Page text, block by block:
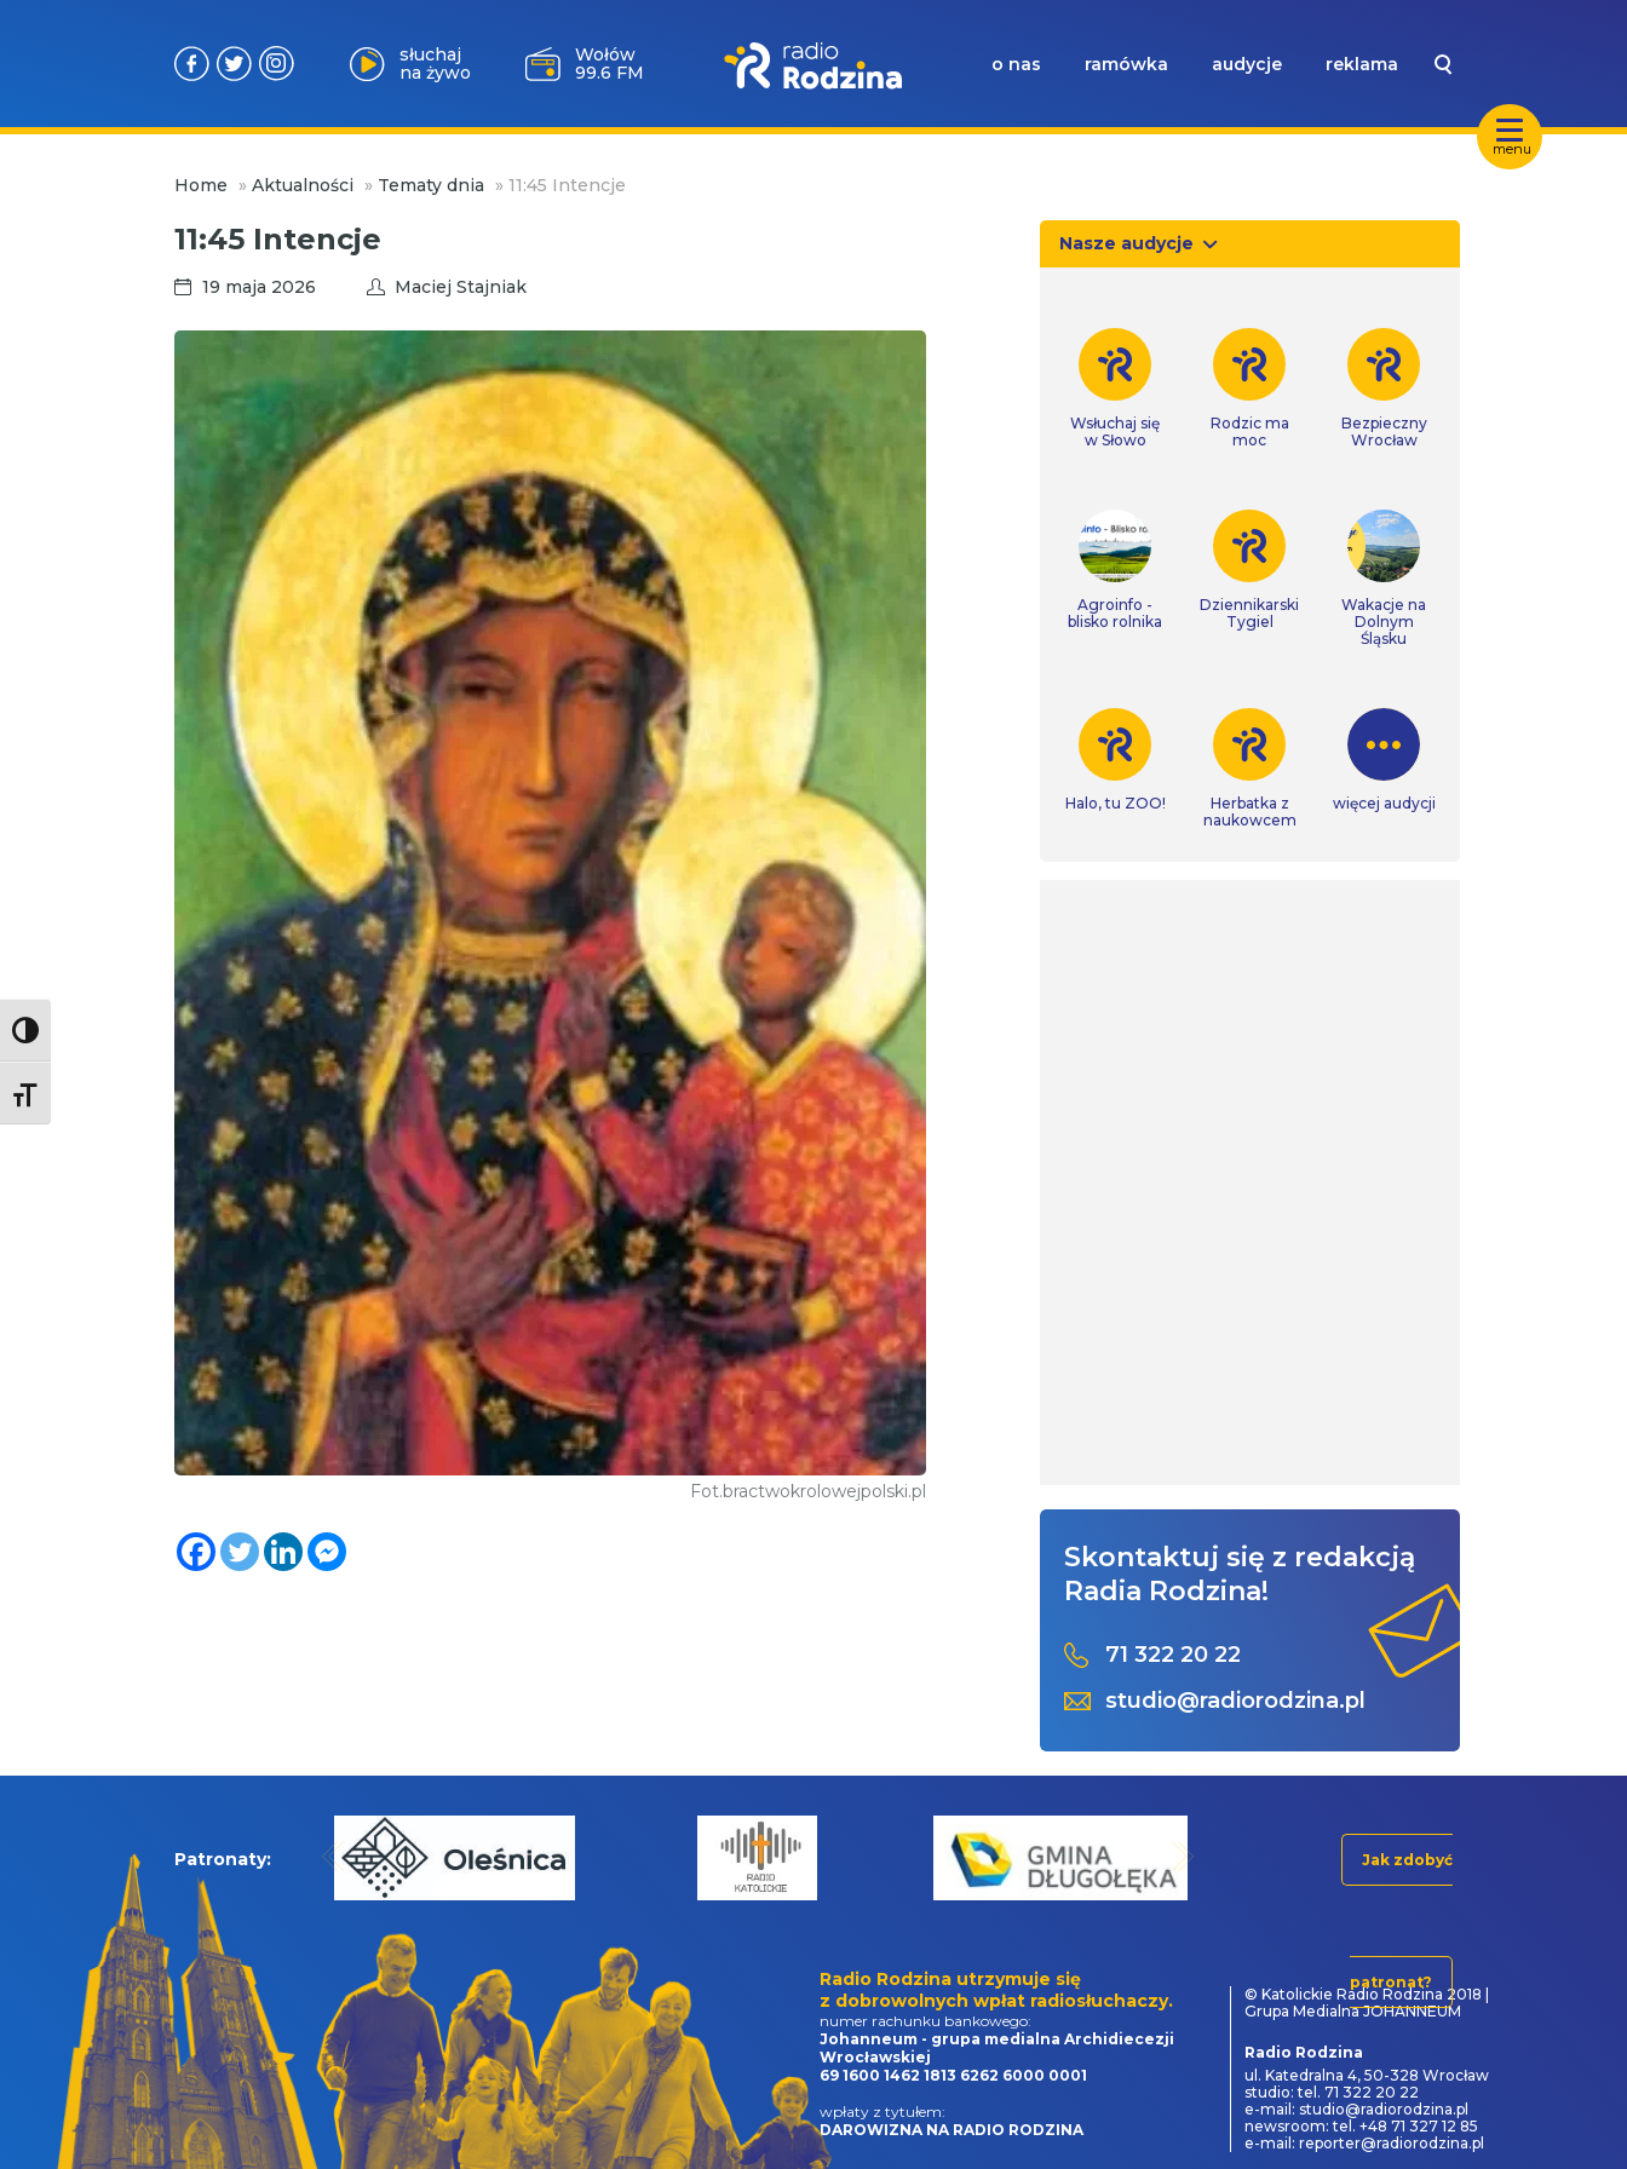
Toggle High Contrast
Toggle Font size
menu
słuchaj
na żywo
Wołów
99.6 FM
o nas ramówka audycje reklama
Home » Aktualności » Tematy dnia » 11:45 Intencje
11:45 Intencje
19 maja 2026 Maciej Stajniak
Fot.bractwokrolowejpolski.pl
Nasze audycje
Wsłuchaj się
w Słowo
Rodzic ma
moc
Bezpieczny
Wrocław
Agroinfo -
blisko rolnika
Dziennikarski
Tygiel
Wakacje na
Dolnym
Śląsku
Halo, tu ZOO!
Herbatka z
naukowcem
więcej audycji
Skontaktuj się z redakcją
Radia Rodzina!
71 322 20 22
studio@radiorodzina.pl
Patronaty: Jak zdobyć
patronat?
Radio Rodzina utrzymuje się
z dobrowolnych wpłat radiosłuchaczy.
numer rachunku bankowego:
Johanneum - grupa medialna Archidiecezji
Wrocławskiej
69 1600 1462 1813 6262 6000 0001
wpłaty z tytułem:
DAROWIZNA NA RADIO RODZINA
© Katolickie Radio Rodzina 2018 |
Grupa Medialna JOHANNEUM
Radio Rodzina
ul. Katedralna 4, 50-328 Wrocław
studio: tel. 71 322 20 22
e-mail: studio@radiorodzina.pl
newsroom: tel. +48 71 327 12 85
e-mail: reporter@radiorodzina.pl